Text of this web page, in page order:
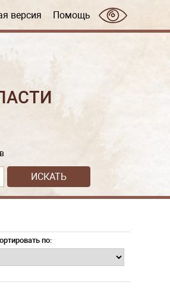
версия Помощь
по: